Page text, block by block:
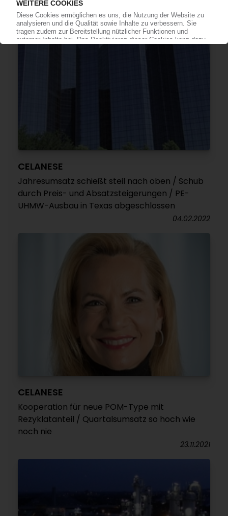
CELANESE
Jahresumsatz schießt steil nach oben / Schub
durch Preis- und Absatzsteigerungen / PE-
UHMW-Ausbau in Texas abgeschlossen
04.02.2022
CELANESE
Kooperation für neue POM-Type mit
Rezyklatanteil / Quartalsumsatz so hoch wie
noch nie
23.11.2021